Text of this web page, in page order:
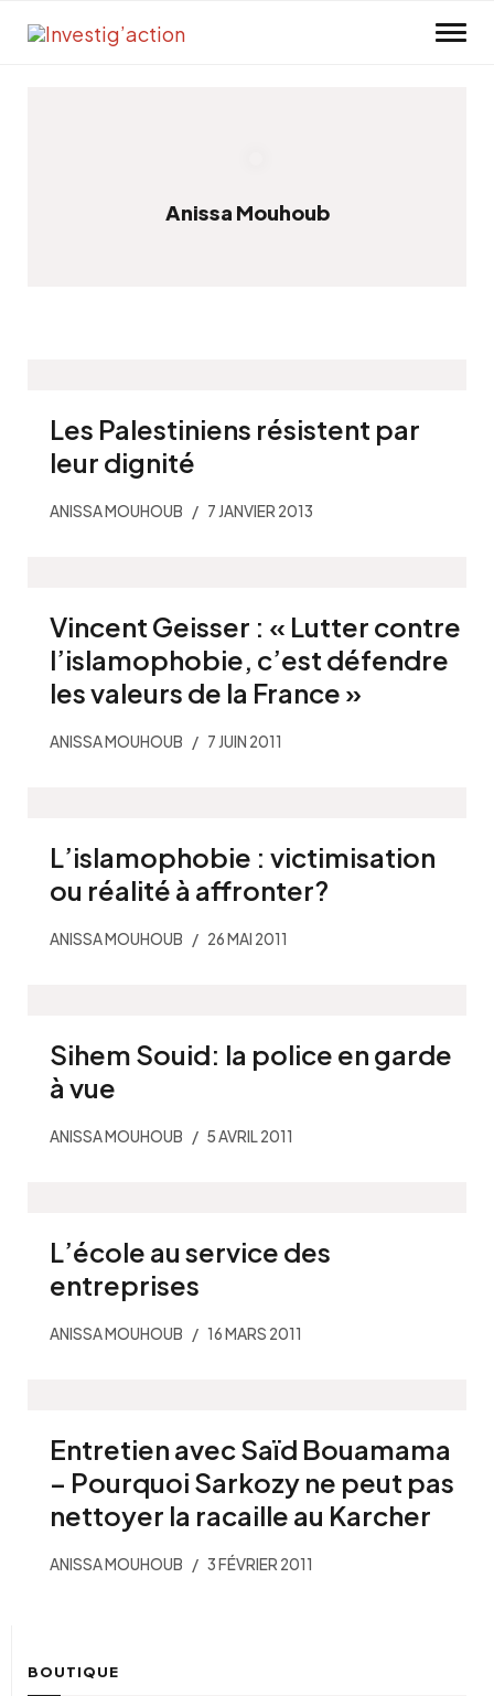
Anissa Mouhoub
Les Palestiniens résistent par
leur dignité
ANISSA MOUHOUB 7 JANVIER 2013
Vincent Geisser : « Lutter contre
l’islamophobie, c’est défendre
les valeurs de la France »
ANISSA MOUHOUB 7 JUIN 2011
L’islamophobie : victimisation
ou réalité à affronter?
ANISSA MOUHOUB 26 MAI 2011
Sihem Souid: la police en garde
à vue
ANISSA MOUHOUB 5 AVRIL 2011
L’école au service des
entreprises
ANISSA MOUHOUB 16 MARS 2011
Entretien avec Saïd Bouamama
– Pourquoi Sarkozy ne peut pas
nettoyer la racaille au Karcher
ANISSA MOUHOUB 3 FÉVRIER 2011
BOUTIQUE